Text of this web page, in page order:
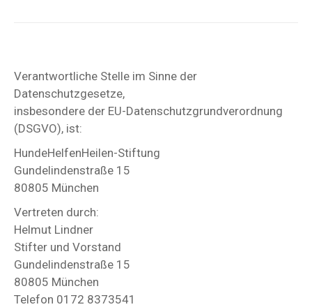
Verantwortliche Stelle im Sinne der
Datenschutzgesetze,
insbesondere der EU-Datenschutzgrundverordnung
(DSGVO), ist:
HundeHelfenHeilen-Stiftung
Gundelindenstraße 15
80805 München
Vertreten durch:
Helmut Lindner
Stifter und Vorstand
Gundelindenstraße 15
80805 München
Telefon 0172 8373541